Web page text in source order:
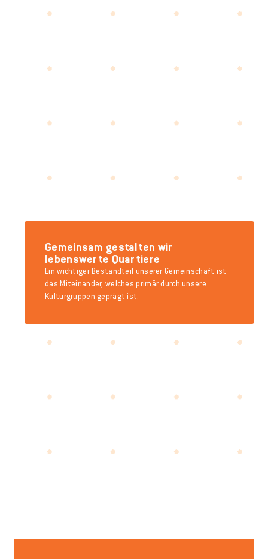
Gemeinsam gestalten wir
lebenswerte Quartiere
Ein wichtiger Bestandteil unserer Gemeinschaft ist
das Miteinander, welches primär durch unsere
Kulturgruppen geprägt ist.